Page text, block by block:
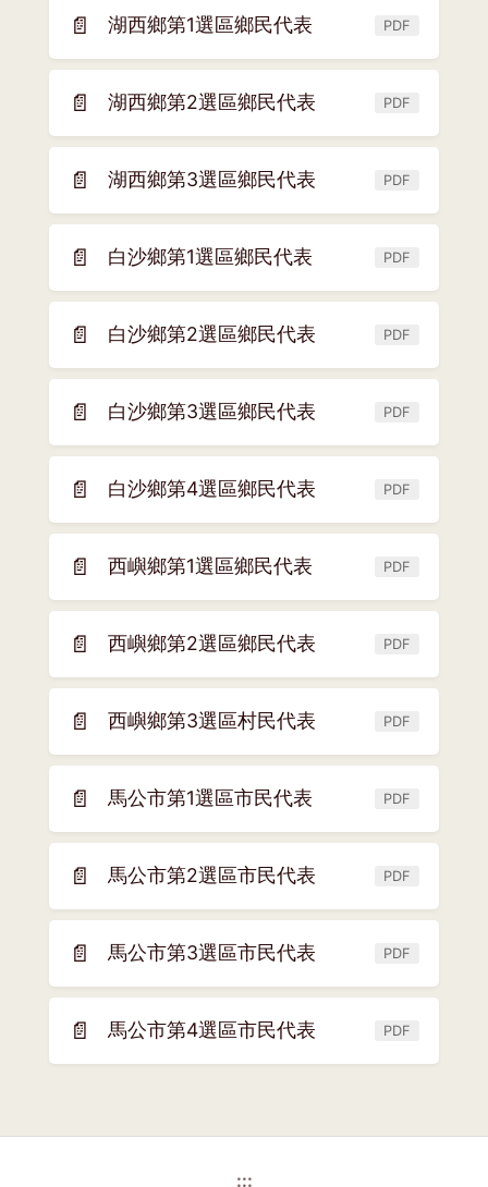
新
視
窗)
📄 湖西鄉第1選區鄉民代表 PDF
(另
開
新
視
窗)
📄 湖西鄉第2選區鄉民代表 PDF
(另
開
新
視
窗)
📄 湖西鄉第3選區鄉民代表 PDF
(另
開
新
視
窗)
📄 白沙鄉第1選區鄉民代表 PDF
(另
開
新
視
窗)
📄 白沙鄉第2選區鄉民代表 PDF
(另
開
新
視
窗)
📄 白沙鄉第3選區鄉民代表 PDF
(另
開
新
視
窗)
📄 白沙鄉第4選區鄉民代表 PDF
(另
開
新
視
窗)
📄 西嶼鄉第1選區鄉民代表 PDF
(另
開
新
視
窗)
📄 西嶼鄉第2選區鄉民代表 PDF
(另
開
新
視
窗)
📄 西嶼鄉第3選區村民代表 PDF
(另
開
新
視
窗)
📄 馬公市第1選區市民代表 PDF
(另
開
新
視
窗)
📄 馬公市第2選區市民代表 PDF
(另
開
新
視
窗)
📄 馬公市第3選區市民代表 PDF
(另
開
新
視
窗)
📄 馬公市第4選區市民代表 PDF
(另
開
:::